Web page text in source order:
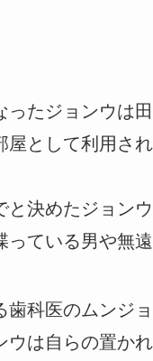
たジョンウは
として利用さ
決めたジョン
ている男や無
科医のムンジ
ウは自らの置か